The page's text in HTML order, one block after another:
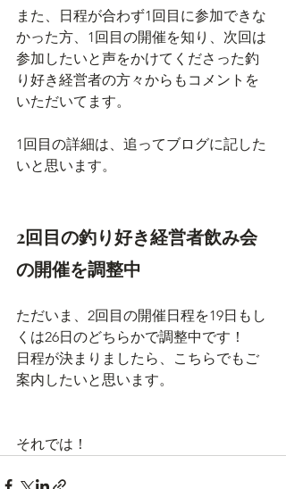
また、日程が合わず1回目に参加できな
かった方、1回目の開催を知り、次回は
参加したいと声をかけてくださった釣
り好き経営者の方々からもコメントを
いただいてます。
1回目の詳細は、追ってブログに記した
いと思います。
2回目の釣り好き経営者飲み会
の開催を調整中
ただいま、2回目の開催日程を19日もし
くは26日のどちらかで調整中です！
日程が決まりましたら、こちらでもご
案内したいと思います。
それでは！